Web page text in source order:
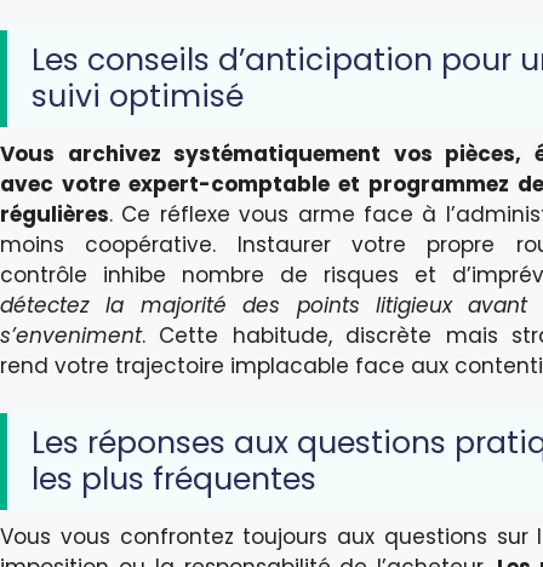
Les conseils d’anticipation pour
suivi optimisé
Vous archivez systématiquement vos pièces,
avec votre expert-comptable et programmez
régulières. Ce réflexe vous arme face à
moins coopérative. Instaurer votre propre
contrôle inhibe nombre de risques et
détectez la majorité des points litigieux avant
s’enveniment. Cette habitude, discrète mais
rend votre trajectoire implacable face aux
Les réponses aux questions
les plus fréquentes
Vous vous confrontez toujours aux questions sur